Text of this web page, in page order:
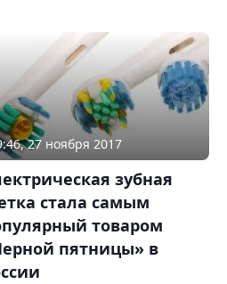
27 ноября 2017
зубная
стала самым
товаром
пятницы» в